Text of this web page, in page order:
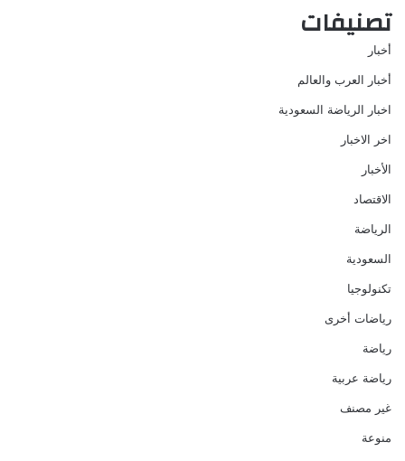
تصنيفات
أخبار
أخبار العرب والعالم
اخبار الرياضة السعودية
اخر الاخبار
الأخبار
الاقتصاد
الرياضة
السعودية
تكنولوجيا
رياضات أخرى
رياضة
رياضة عربية
غير مصنف
منوعة